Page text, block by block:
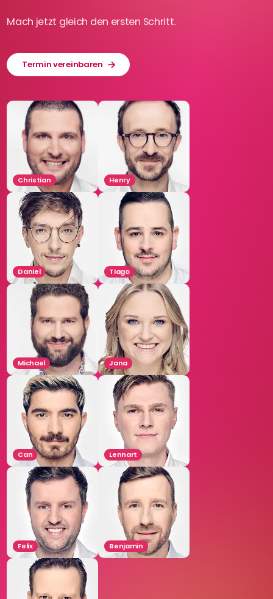
Mach jetzt gleich den ersten Schritt.
Termin vereinbaren
Christian Henry
Daniel Tiago
Michael Jana
Can Lennart
Felix Benjamin